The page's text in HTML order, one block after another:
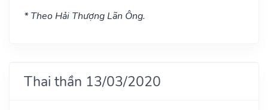
* Theo Hải Thượng Lãn Ông.
Thai thần 13/03/2020